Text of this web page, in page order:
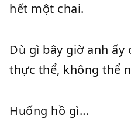
hết một chai.
Dù gì bây giờ anh
thực thể, không thể
Huống hồ gì…